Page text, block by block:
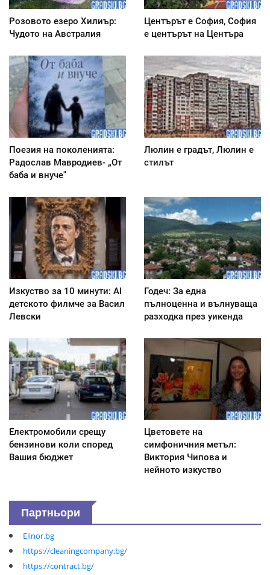
Розовото езеро Хилиър:
Чудото на Австралия
Центърът е София, София
е центърът на Центъра
Поезия на поколенията:
Радослав Мавродиев- „От
баба и внуче"
Люлин е градът, Люлин е
стилът
Изкуство за 10 минути: AI
детското филмче за Васил
Левски
Годеч: За една
пълноценна и вълнуваща
разходка през уикенда
Електромобили срещу
бензинови коли според
Вашия бюджет
Цветовете на
симфоничния метъл:
Виктория Чипова и
нейното изкуство
Партньори
Elinor.bg
https://cleaningcompany.bg/
https://contract.bg/